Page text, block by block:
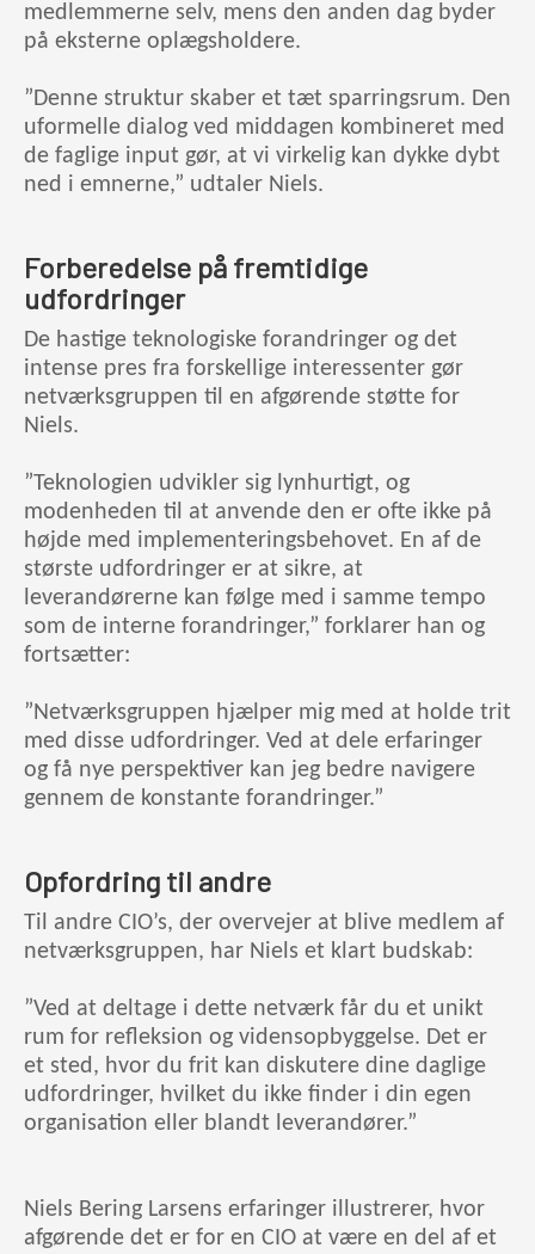
medlemmerne selv, mens den anden dag byder
på eksterne oplægsholdere.
”Denne struktur skaber et tæt sparringsrum. Den
uformelle dialog ved middagen kombineret med
de faglige input gør, at vi virkelig kan dykke dybt
ned i emnerne,” udtaler Niels.
Forberedelse på fremtidige
udfordringer
De hastige teknologiske forandringer og det
intense pres fra forskellige interessenter gør
netværksgruppen til en afgørende støtte for
Niels.
”Teknologien udvikler sig lynhurtigt, og
modenheden til at anvende den er ofte ikke på
højde med implementeringsbehovet. En af de
største udfordringer er at sikre, at
leverandørerne kan følge med i samme tempo
som de interne forandringer,” forklarer han og
fortsætter:
”Netværksgruppen hjælper mig med at holde trit
med disse udfordringer. Ved at dele erfaringer
og få nye perspektiver kan jeg bedre navigere
gennem de konstante forandringer.”
Opfordring til andre
Til andre CIO’s, der overvejer at blive medlem af
netværksgruppen, har Niels et klart budskab:
”Ved at deltage i dette netværk får du et unikt
rum for refleksion og vidensopbyggelse. Det er
et sted, hvor du frit kan diskutere dine daglige
udfordringer, hvilket du ikke finder i din egen
organisation eller blandt leverandører.”
Niels Bering Larsens erfaringer illustrerer, hvor
afgørende det er for en CIO at være en del af et